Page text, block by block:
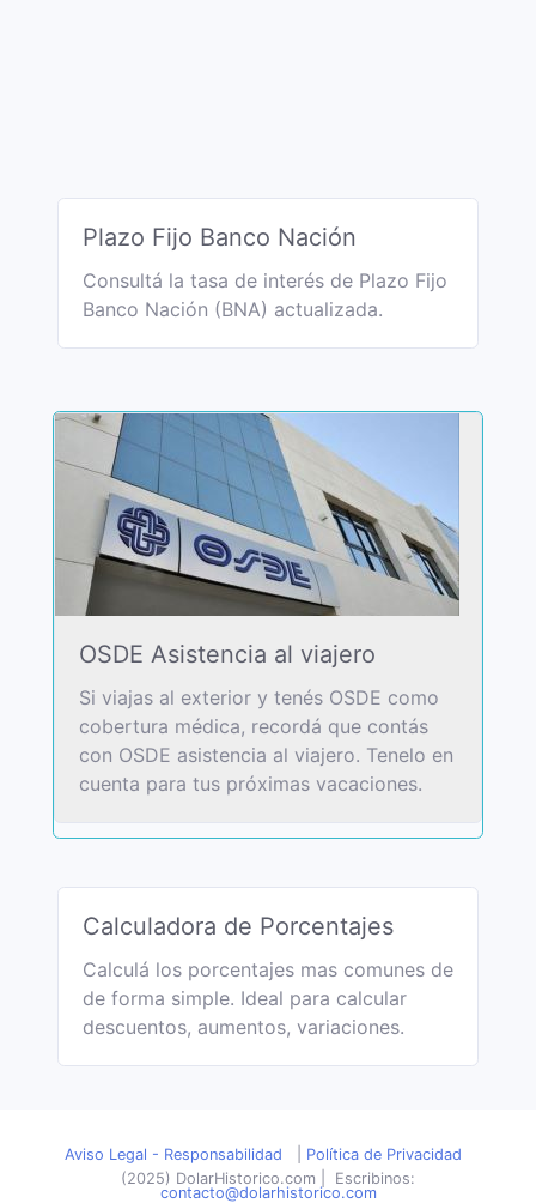
Plazo Fijo Banco Nación
Consultá la tasa de interés de Plazo Fijo
Banco Nación (BNA) actualizada.
OSDE Asistencia al viajero
Si viajas al exterior y tenés OSDE como
cobertura médica, recordá que contás
con OSDE asistencia al viajero. Tenelo en
cuenta para tus próximas vacaciones.
Calculadora de Porcentajes
Calculá los porcentajes mas comunes de
de forma simple. Ideal para calcular
descuentos, aumentos, variaciones.
Aviso Legal - Responsabilidad
Política de Privacidad
(2025) DolarHistorico.com
Escribinos:
contacto@dolarhistorico.com